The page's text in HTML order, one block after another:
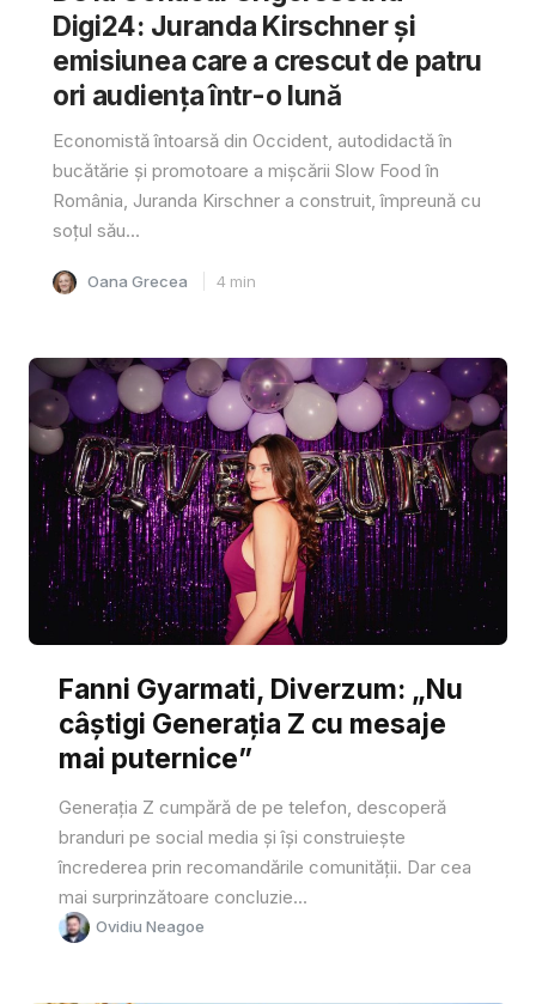
Digi24: Juranda Kirschner și
emisiunea care a crescut de patru
ori audiența într-o lună
Economistă întoarsă din Occident, autodidactă în
bucătărie și promotoare a mișcării Slow Food în
România, Juranda Kirschner a construit, împreună cu
soțul său...
Oana Grecea 4 min
Fanni Gyarmati, Diverzum: „Nu
câștigi Generația Z cu mesaje
mai puternice”
Generația Z cumpără de pe telefon, descoperă
branduri pe social media și își construiește
încrederea prin recomandările comunității. Dar cea
mai surprinzătoare concluzie...
Ovidiu Neagoe